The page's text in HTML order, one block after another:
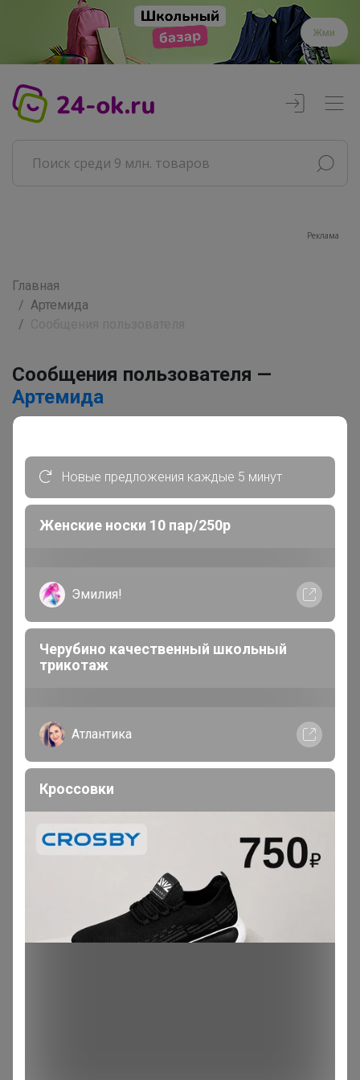
Жми
Реклама
Главная
Артемида
Сообщения пользователя —
Артемида
Показаны записи 1-10 из
В теме "***Кондитерская витрина*** Всё для
кондитеров и любителей вкусно поесть! "
21 час назад
Артемида
В теме "***Кондитерская витрина*** Всё для
кондитеров и любителей вкусно поесть! "
Новые предложения каждые 5 минут
Женские носки 10 пар/250р
Эмилия!
Черубино качественный школьный
трикотаж
Атлантика
Кроссовки